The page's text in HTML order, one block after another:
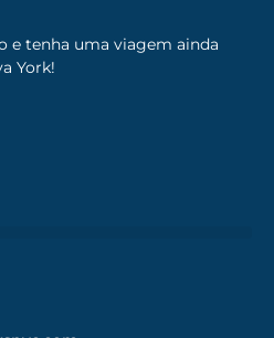
e tenha uma viagem ainda
York!